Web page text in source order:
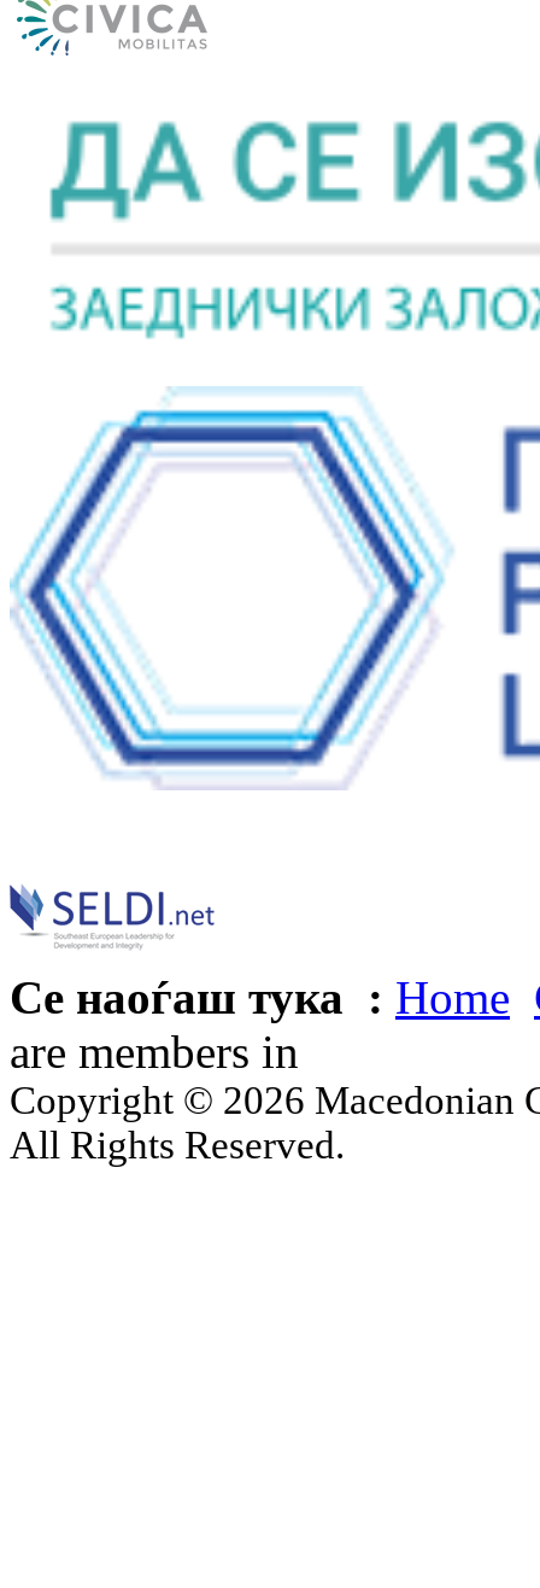
Се наоѓаш тука : Home
are members in
Copyright © 2026 Macedonian
All Rights Reserved.